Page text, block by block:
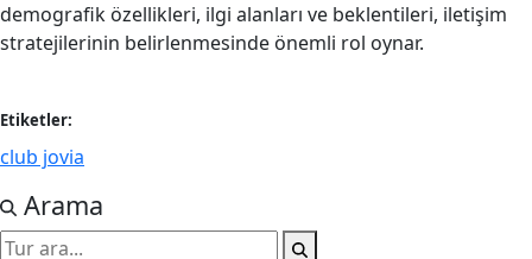
demografik özellikleri, ilgi alanları ve beklentileri, iletişim
stratejilerinin belirlenmesinde önemli rol oynar.
Etiketler:
club jovia
Arama